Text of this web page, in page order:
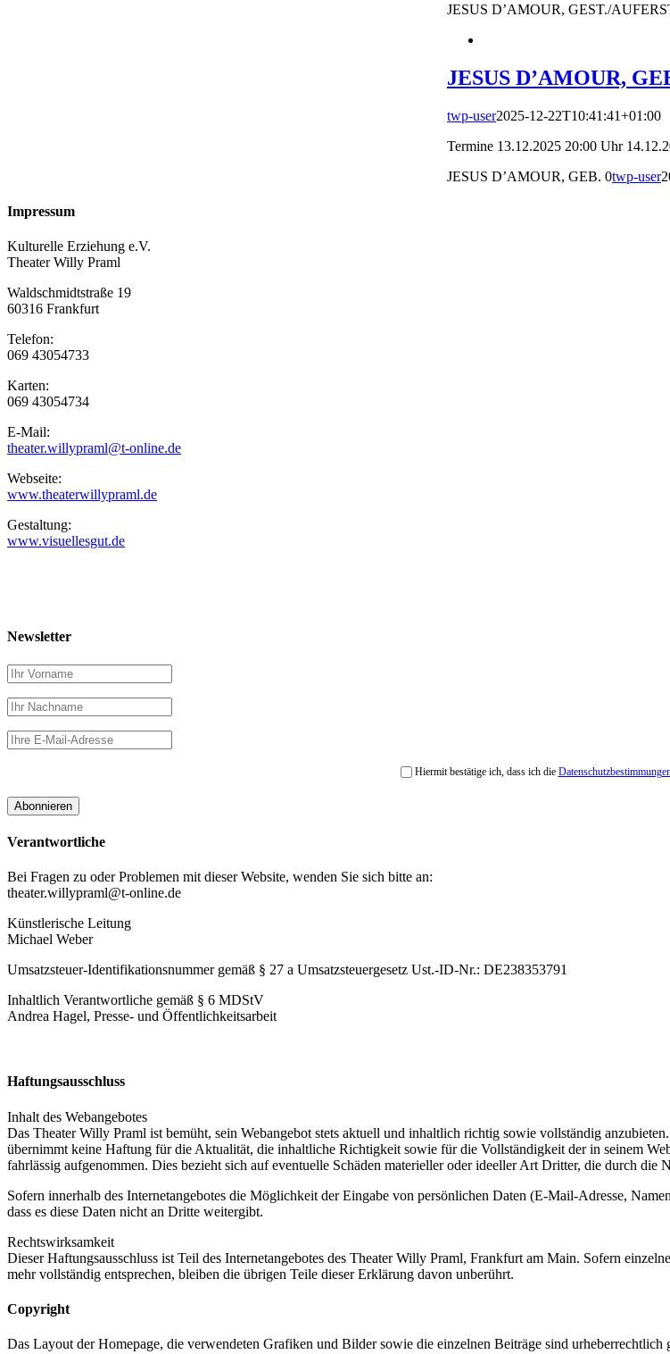
JESUS D’AMOUR, GEST./
JESUS D’AMOUR,
twp-user2025-12-22T10:41:41+01:00
Termine 13.12.2025 20:00 Uhr
JESUS D’AMOUR, GEB. 0twp-user
Impressum
Kulturelle Erziehung e.V.
Theater Willy Praml
Waldschmidtstraße 19
60316 Frankfurt
Telefon:
069 43054733
Karten:
069 43054734
E-Mail:
theater.willypraml@t-online.de
Webseite:
www.theaterwillypraml.de
Gestaltung:
www.visuellesgut.de
Newsletter
Hiermit bestätige ich, dass ich die
Verantwortliche
Bei Fragen zu oder Problemen mit dieser Website, wenden Sie sich bitte an:
theater.willypraml@t-online.de
Künstlerische Leitung
Michael Weber
Umsatzsteuer-Identifikationsnummer gemäß § 27 a Umsatzsteuergesetz Ust.-ID-Nr.: DE238353791
Inhaltlich Verantwortliche gemäß § 6 MDStV
Andrea Hagel, Presse- und Öffentlichkeitsarbeit
Haftungsausschluss
Inhalt des Webangebotes
Das Theater Willy Praml ist bemüht, sein Webangebot stets aktuell und inhaltlich richtig sowie vollständig
übernimmt keine Haftung für die Aktualität, die inhaltliche Richtigkeit sowie für die Vollständigkeit der in seinem
fahrlässig aufgenommen. Dies bezieht sich auf eventuelle Schäden materieller oder ideeller Art Dritter, die durch die
Sofern innerhalb des Internetangebotes die Möglichkeit der Eingabe von persönlichen Daten (E-Mail-Adresse,
dass es diese Daten nicht an Dritte weitergibt.
Rechtswirksamkeit
Dieser Haftungsausschluss ist Teil des Internetangebotes des Theater Willy Praml, Frankfurt am Main. Sofern
mehr vollständig entsprechen, bleiben die übrigen Teile dieser Erklärung davon unberührt.
Copyright
Das Layout der Homepage, die verwendeten Grafiken und Bilder sowie die einzelnen Beiträge sind urheberrechtlich